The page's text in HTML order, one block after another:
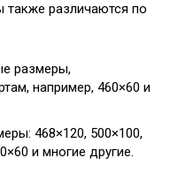
также различаются по
размеры,
например, 460×60 и
468×120, 500×100,
и многие другие.